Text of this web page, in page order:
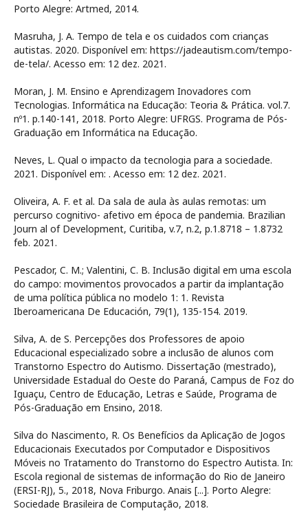
Porto Alegre: Artmed, 2014.
Masruha, J. A. Tempo de tela e os cuidados com crianças
autistas. 2020. Disponível em: https://jadeautism.com/tempo-
de-tela/. Acesso em: 12 dez. 2021.
Moran, J. M. Ensino e Aprendizagem Inovadores com
Tecnologias. Informática na Educação: Teoria & Prática. vol.7.
nº1. p.140-141, 2018. Porto Alegre: UFRGS. Programa de Pós-
Graduação em Informática na Educação.
Neves, L. Qual o impacto da tecnologia para a sociedade.
2021. Disponível em: . Acesso em: 12 dez. 2021.
Oliveira, A. F. et al. Da sala de aula às aulas remotas: um
percurso cognitivo- afetivo em época de pandemia. Brazilian
Journ al of Development, Curitiba, v.7, n.2, p.1.8718 – 1.8732
feb. 2021.
Pescador, C. M.; Valentini, C. B. Inclusão digital em uma escola
do campo: movimentos provocados a partir da implantação
de uma política pública no modelo 1: 1. Revista
Iberoamericana De Educación, 79(1), 135-154. 2019.
Silva, A. de S. Percepções dos Professores de apoio
Educacional especializado sobre a inclusão de alunos com
Transtorno Espectro do Autismo. Dissertação (mestrado),
Universidade Estadual do Oeste do Paraná, Campus de Foz do
Iguaçu, Centro de Educação, Letras e Saúde, Programa de
Pós-Graduação em Ensino, 2018.
Silva do Nascimento, R. Os Benefícios da Aplicação de Jogos
Educacionais Executados por Computador e Dispositivos
Móveis no Tratamento do Transtorno do Espectro Autista. In:
Escola regional de sistemas de informação do Rio de Janeiro
(ERSI-RJ), 5., 2018, Nova Friburgo. Anais [...]. Porto Alegre:
Sociedade Brasileira de Computação, 2018.